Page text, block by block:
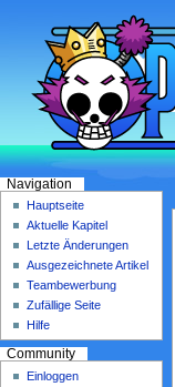
Navigation
Hauptseite
Aktuelle Kapitel
Letzte Änderungen
Ausgezeichnete Artikel
Teambewerbung
Zufällige Seite
Hilfe
Community
Einloggen